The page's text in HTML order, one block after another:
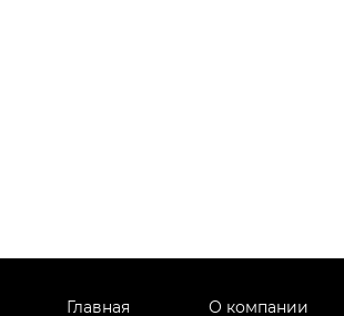
Главная О компании